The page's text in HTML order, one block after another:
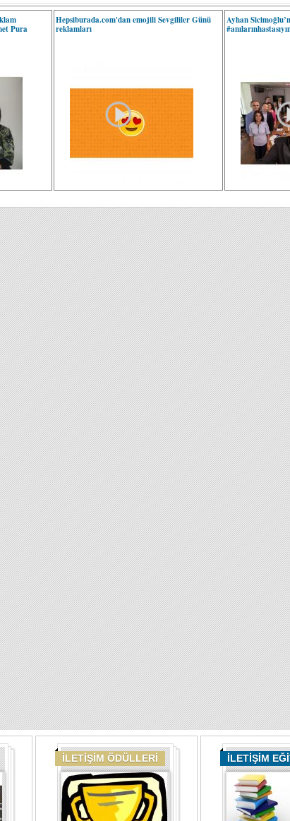
Pura
Hepsiburada.com'dan emojili Sevgililer Günü
reklamları
Ayhan
İLETİŞİM ÖDÜLLERİ İLETİŞİM